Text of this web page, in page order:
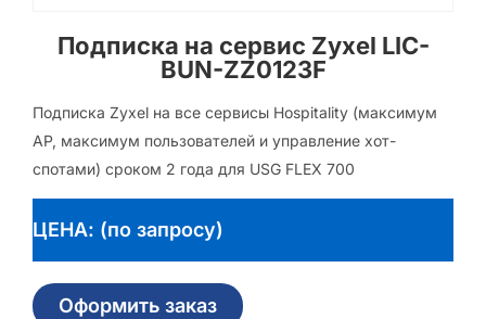
Подписка на сервис Zyxel LIC-
BUN-ZZ0123F
Подписка Zyxel на все сервисы Hospitality (максимум
AP, максимум пользователей и управление хот-
спотами) сроком 2 года для USG FLEX 700
ЦЕНА: (по запросу)
Оформить заказ